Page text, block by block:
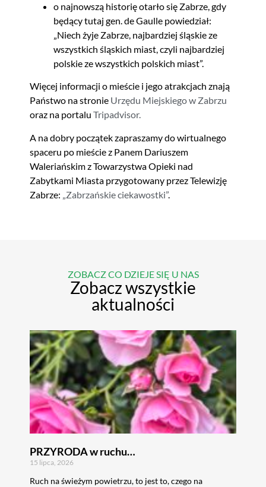
o najnowszą historię otarło się Zabrze, gdy
będący tutaj gen. de Gaulle powiedział:
„Niech żyje Zabrze, najbardziej śląskie ze
wszystkich śląskich miast, czyli najbardziej
polskie ze wszystkich polskich miast”.
Więcej informacji o mieście i jego atrakcjach znają
Państwo na stronie Urzędu Miejskiego w Zabrzu
oraz na portalu Tripadvisor.
A na dobry początek zapraszamy do wirtualnego
spaceru po mieście z Panem Dariuszem
Waleriańskim z Towarzystwa Opieki nad
Zabytkami Miasta przygotowany przez Telewizję
Zabrze: „Zabrzańskie ciekawostki”.
ZOBACZ CO DZIEJE SIĘ U NAS
Zobacz wszystkie
aktualności
PRZYRODA w ruchu…
15 lipca, 2026
Ruch na świeżym powietrzu, to jest to, czego na